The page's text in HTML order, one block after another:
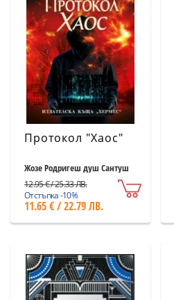
Протокол "Хаос"
Жозе Родригеш душ Сантуш
12.95 € / 25.33 ЛВ.
Отстъпка -10%
11.65 € / 22.79 ЛВ.